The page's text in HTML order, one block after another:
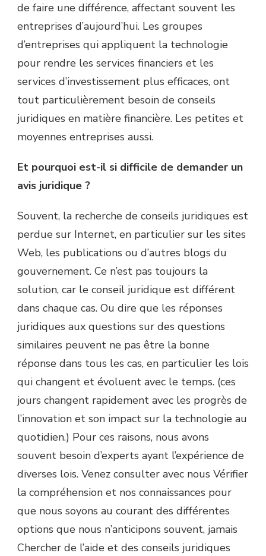
de faire une différence, affectant souvent les
entreprises d’aujourd’hui. Les groupes
d’entreprises qui appliquent la technologie
pour rendre les services financiers et les
services d’investissement plus efficaces, ont
tout particulièrement besoin de conseils
juridiques en matière financière. Les petites et
moyennes entreprises aussi.
Et pourquoi est-il si difficile de demander un
avis juridique ?
Souvent, la recherche de conseils juridiques est
perdue sur Internet, en particulier sur les sites
Web, les publications ou d’autres blogs du
gouvernement. Ce n’est pas toujours la
solution, car le conseil juridique est différent
dans chaque cas. Ou dire que les réponses
juridiques aux questions sur des questions
similaires peuvent ne pas être la bonne
réponse dans tous les cas, en particulier les lois
qui changent et évoluent avec le temps. (ces
jours changent rapidement avec les progrès de
l’innovation et son impact sur la technologie au
quotidien.) Pour ces raisons, nous avons
souvent besoin d’experts ayant l’expérience de
diverses lois. Venez consulter avec nous Vérifier
la compréhension et nos connaissances pour
que nous soyons au courant des différentes
options que nous n’anticipons souvent, jamais
Chercher de l’aide et des conseils juridiques